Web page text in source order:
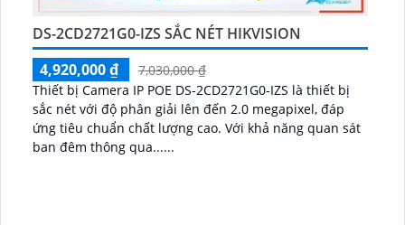
DS-2CD2721G0-IZS SẮC NÉT HIKVISION
4,920,000 ₫
7,030,000 ₫
Thiết bị Camera IP POE DS-2CD2721G0-IZS là thiết bị
sắc nét với độ phân giải lên đến 2.0 megapixel, đáp
ứng tiêu chuẩn chất lượng cao. Với khả năng quan sát
ban đêm thông qua......